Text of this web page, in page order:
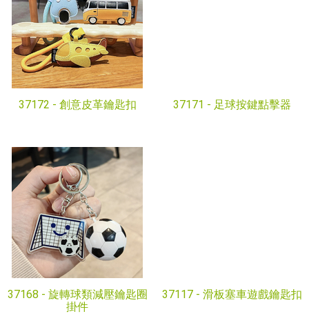
37172 - 創意皮革鑰匙扣 37171 - 足球按鍵點擊器
37168 - 旋轉球類減壓鑰匙圈
掛件
37117 - 滑板塞車遊戲鑰匙扣